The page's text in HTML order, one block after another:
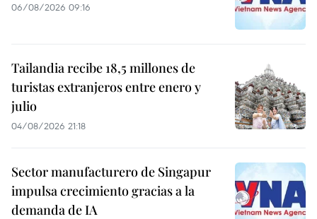
06/08/2026 09:16
Tailandia recibe 18,5 millones de
turistas extranjeros entre enero y
julio
04/08/2026 21:18
Sector manufacturero de Singapur
impulsa crecimiento gracias a la
demanda de IA